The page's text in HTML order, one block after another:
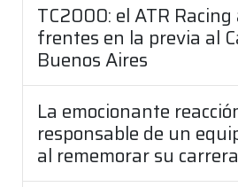
TC2000: el ATR
frentes en la previa al
Buenos Aires
La emocionante
responsable de un
al rememorar su carrera